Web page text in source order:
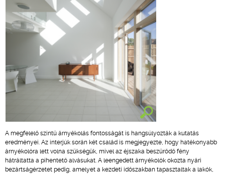
A megfelelő szintű árnyékolás fontosságát is hangsúlyozták a kutatás
eredményei. Az interjúk során két család is megjegyezte, hogy hatékonyabb
árnyékolóra lett volna szükségük, mivel az éjszaka beszűrődő fény
hátráltatta a pihentető alvásukat. A leengedett árnyékolók okozta nyári
bezártságérzetet pedig, amelyet a kezdeti időszakban tapasztaltak a lakók,